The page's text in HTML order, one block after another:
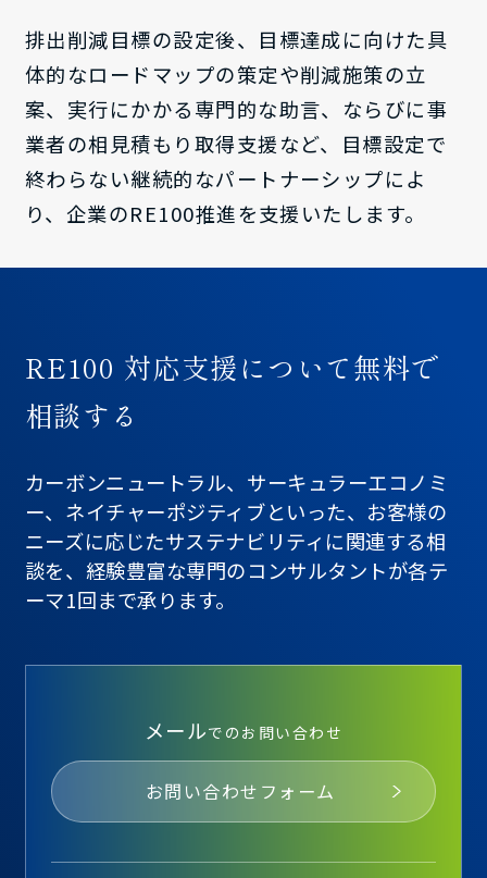
排出削減目標の設定後、目標達成に向けた具
体的なロードマップの策定や削減施策の立
案、実行にかかる専門的な助言、ならびに事
業者の相見積もり取得支援など、目標設定で
終わらない継続的なパートナーシップによ
り、企業のRE100推進を支援いたします。
RE100 対応支援について無料で
相談する
カーボンニュートラル、サーキュラーエコノミ
ー、ネイチャーポジティブといった、お客様の
ニーズに応じたサステナビリティに関連する相
談を、経験豊富な専門のコンサルタントが各テ
ーマ1回まで承ります。
メールでのお問い合わせ
お問い合わせフォーム